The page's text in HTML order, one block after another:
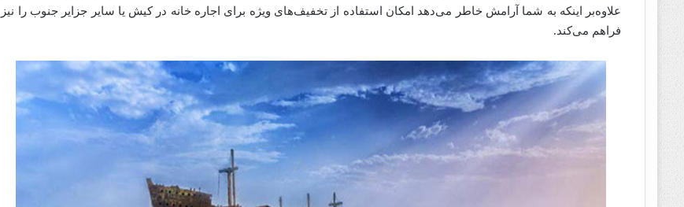
علاوه‌بر اینکه به شما آرامش خاطر می‌دهد امکان استفاده از تخفیف‌های ویژه برای اجاره خانه در کیش یا سایر جزایر جنوب را نیز
فراهم می‌کند.